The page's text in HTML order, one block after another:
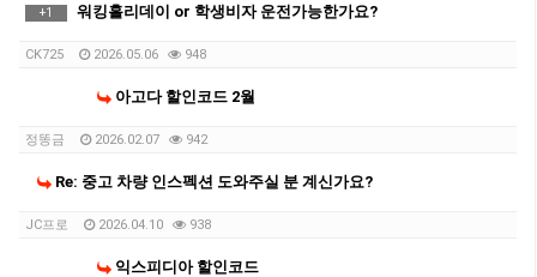
+1 워킹홀리데이 or 학생비자 운전가능한가요?
CK725 2026.05.06 948
아고다 할인코드 2월
정똥금 2026.02.07 942
Re: 중고 차량 인스펙션 도와주실 분 계신가요?
JC프로 2026.04.10 938
익스피디아 할인코드